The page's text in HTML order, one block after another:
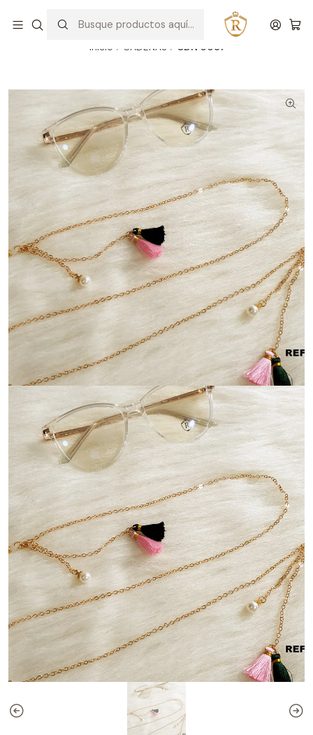
WhatsApp
Inicio CADENAS CDN 0081